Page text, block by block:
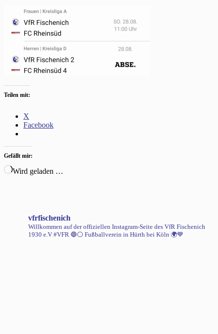
Teilen mit:
X
Facebook
Gefällt mir:
Wird geladen …
vfrfischenich
Willkommen auf der offiziellen Instagram-Seite des VfR Fischenich
1930 e.V #VFR 🔵⚪️ Fußballverein in Hürth bei Köln 🌍💙